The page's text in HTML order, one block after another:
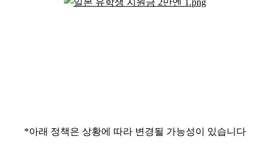
*아래 정책은 상황에 따라 변경될 가능성이 있습니다